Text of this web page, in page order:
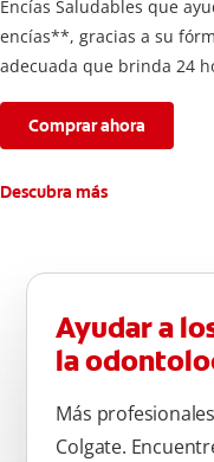
Encías Saludables que
encías**, gracias a su
adecuada que brinda 24
semanas.
**Causados por bacterias.
Comprar ahora
Descubra más
Ayudar a
la
Más
Colgate.